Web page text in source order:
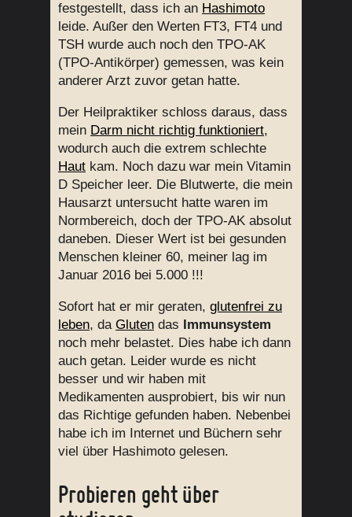
festgestellt, dass ich an Hashimoto
leide. Außer den Werten FT3, FT4 und
TSH wurde auch noch den TPO-AK
(TPO-Antikörper) gemessen, was kein
anderer Arzt zuvor getan hatte.
Der Heilpraktiker schloss daraus, dass
mein Darm nicht richtig funktioniert,
wodurch auch die extrem schlechte
Haut kam. Noch dazu war mein Vitamin
D Speicher leer. Die Blutwerte, die mein
Hausarzt untersucht hatte waren im
Normbereich, doch der TPO-AK absolut
daneben. Dieser Wert ist bei gesunden
Menschen kleiner 60, meiner lag im
Januar 2016 bei 5.000 !!!
Sofort hat er mir geraten, glutenfrei zu
leben, da Gluten das
Immunsystem
noch mehr belastet. Dies habe ich dann
auch getan. Leider wurde es nicht
besser und wir haben mit
Medikamenten ausprobiert, bis wir nun
das Richtige gefunden haben. Nebenbei
habe ich im Internet und Büchern sehr
viel über Hashimoto gelesen.
Probieren geht über